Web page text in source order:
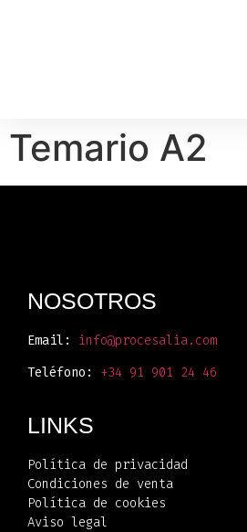
Temario A2
NOSOTROS
Email:
info@procesalia.com
‎Teléfono:
+34 91 901 24 46
LINKS
Política de privacidad
Condiciones de venta
Política de cookies
Aviso legal